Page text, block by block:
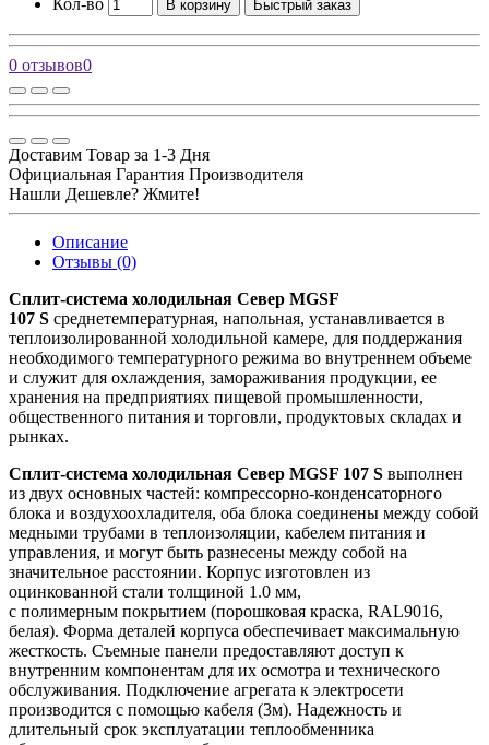
В корзину Быстрый заказ
0 отзывов0
Доставим Товар за 1-3 Дня
Официальная Гарантия Производителя
Нашли Дешевле? Жмите!
Описание
Отзывы (0)
Сплит-система холодильная Север MGSF
107 S среднетемпературная, напольная, устанавливается в
теплоизолированной холодильной камере, для поддержания
необходимого температурного режима во внутреннем объеме
и служит для охлаждения, замораживания продукции, ее
хранения на предприятиях пищевой промышленности,
общественного питания и торговли, продуктовых складах и
рынках.
Сплит-система холодильная Север MGSF 107 S выполнен
из двух основных частей: компрессорно-конденсаторного
блока и воздухоохладителя, оба блока соединены между собой
медными трубами в теплоизоляции, кабелем питания и
управления, и могут быть разнесены между собой на
значительное расстоянии. Корпус изготовлен из
оцинкованной стали толщиной 1.0 мм,
с полимерным покрытием (порошковая краска, RAL9016,
белая). Форма деталей корпуса обеспечивает максимальную
жесткость. Съемные панели предоставляют доступ к
внутренним компонентам для их осмотра и технического
обслуживания. Подключение агрегата к электросети
производится с помощью кабеля (3м). Надежность и
длительный срок эксплуатации теплообменника